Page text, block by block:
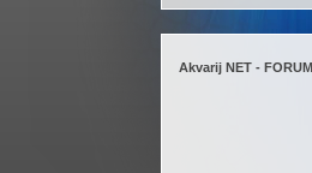
Akvarij NET - FORUM